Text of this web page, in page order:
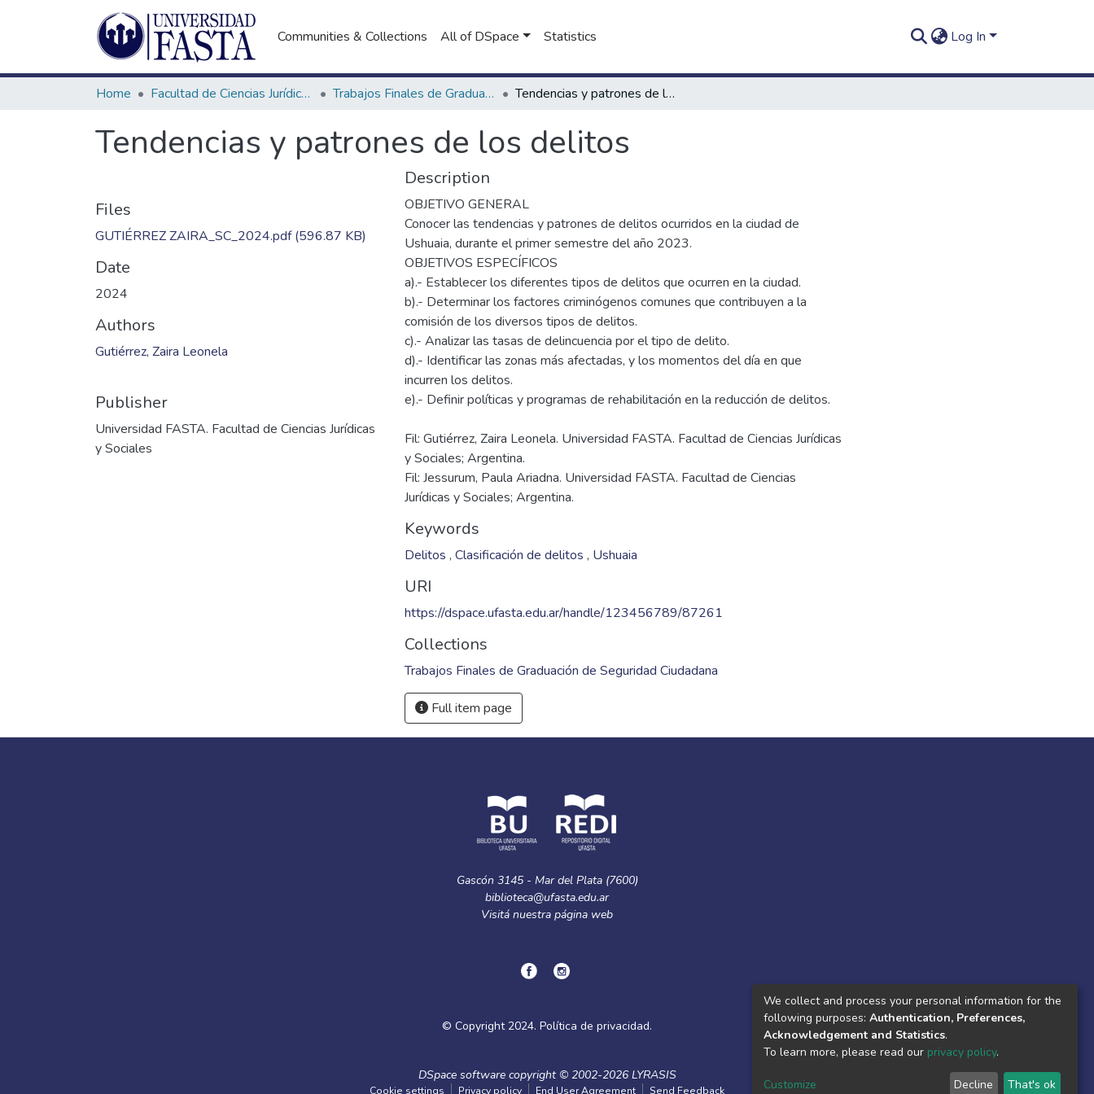
Communities & Collections All of DSpace Statistics Log In
Home Facultad de Ciencias Jurídicas y Sociales Trabajos Finales de Graduación de Seguridad Ciudadana Tendencias y patrones de los delitos
Tendencias y patrones de los delitos
Files
GUTIÉRREZ ZAIRA_SC_2024.pdf(596.87 KB)
Date
2024
Authors
Gutiérrez, Zaira Leonela
Publisher
Universidad FASTA. Facultad de Ciencias Jurídicas
y Sociales
Description
OBJETIVO GENERAL
Conocer las tendencias y patrones de delitos ocurridos en la ciudad de
Ushuaia, durante el primer semestre del año 2023.
OBJETIVOS ESPECÍFICOS
a).- Establecer los diferentes tipos de delitos que ocurren en la ciudad.
b).- Determinar los factores criminógenos comunes que contribuyen a la
comisión de los diversos tipos de delitos.
c).- Analizar las tasas de delincuencia por el tipo de delito.
d).- Identificar las zonas más afectadas, y los momentos del día en que
incurren los delitos.
Fil: Gutiérrez, Zaira Leonela. Universidad FASTA. Facultad de Ciencias Jurídicas
y Sociales; Argentina.
Fil: Jessurum, Paula Ariadna. Universidad FASTA. Facultad de Ciencias
Jurídicas y Sociales; Argentina.
Keywords
Delitos , Clasificación de delitos , Ushuaia
URI
https://dspace.ufasta.edu.ar/handle/123456789/87261
Collections
Trabajos Finales de Graduación de Seguridad Ciudadana
Full item page
Gascón 3145 - Mar del Plata (7600)
biblioteca@ufasta.edu.ar
Visitá nuestra página web
© Copyright 2024. Política de privacidad.
DSpace softwarecopyright © 2002-2026LYRASIS
Cookie settings Privacy policy End User Agreement Send Feedback
We collect and process your personal information for the
following purposes: Authentication, Preferences,
Acknowledgement and Statistics.
To learn more, please read our privacy policy.
Customize Decline That's ok